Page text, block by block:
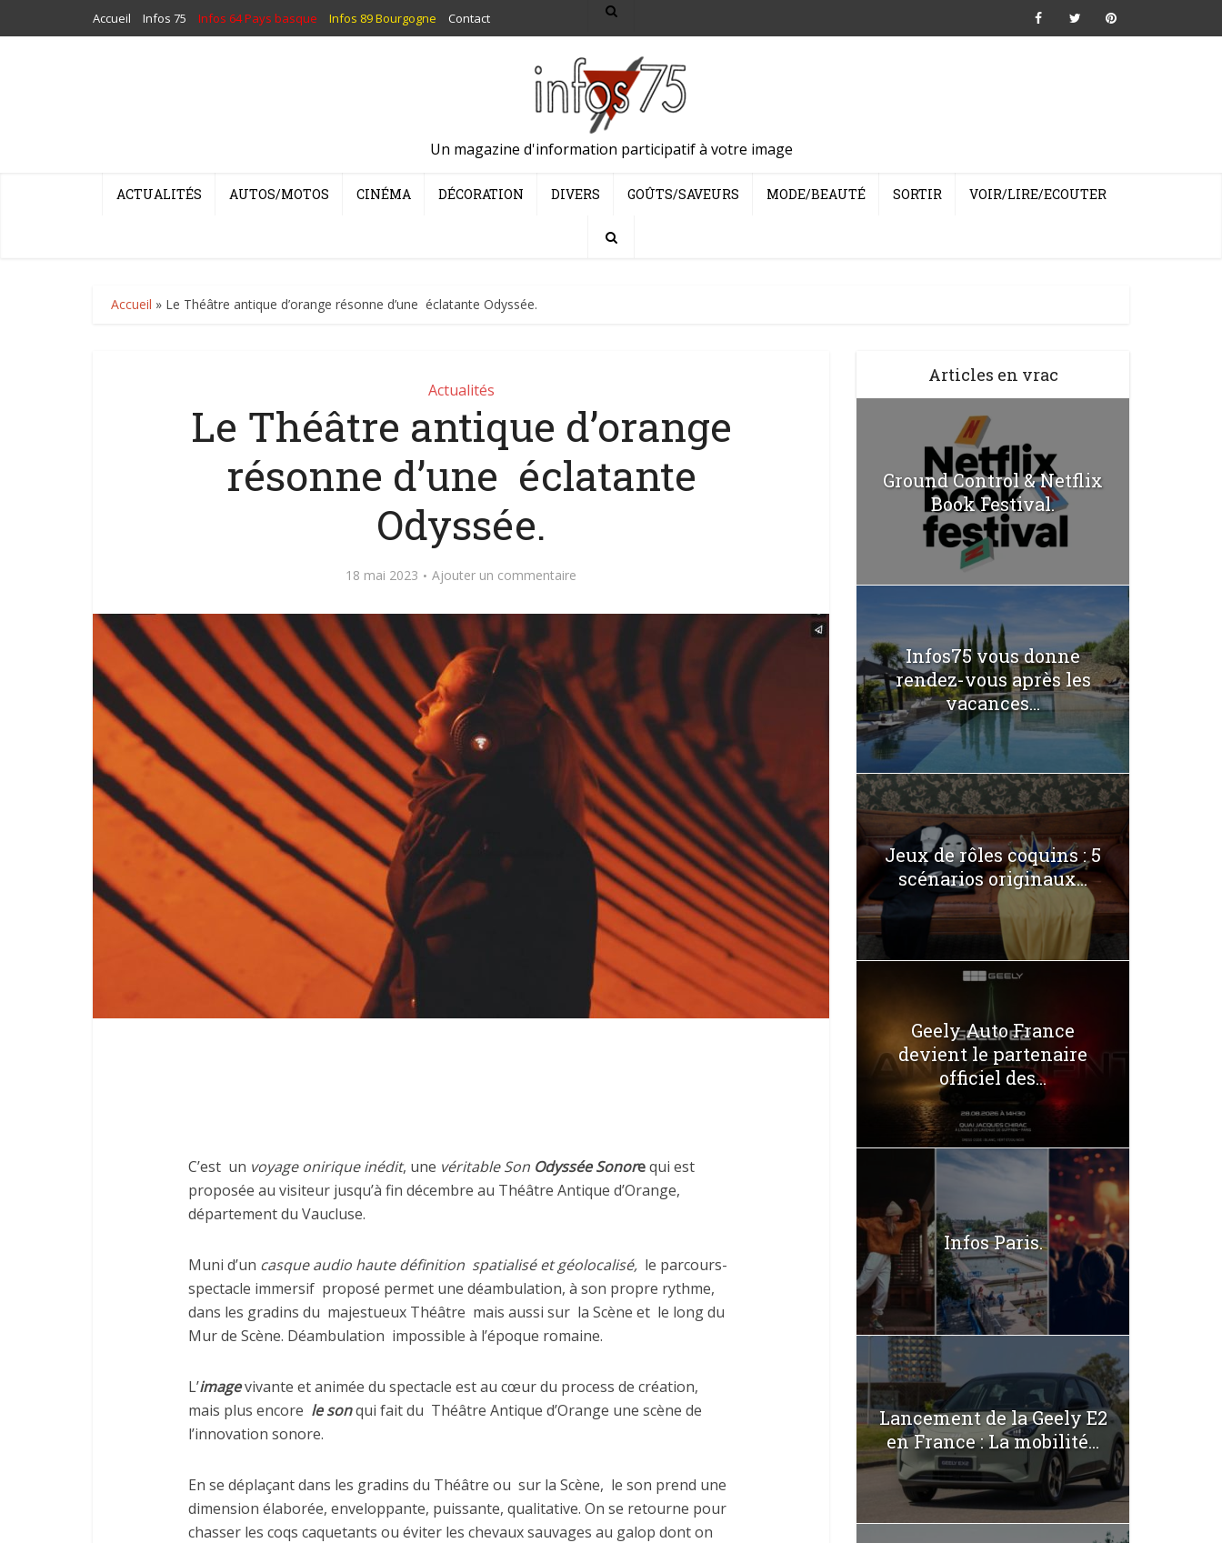
Accueil Infos 75 Infos 64 Pays basque Infos 89 Bourgogne Contact
Un magazine d'information participatif à votre image
ACTUALITÉS AUTOS/MOTOS CINÉMA DÉCORATION DIVERS GOÛTS/SAVEURS MODE/BEAUTÉ SORTIR VOIR/LIRE/ECOUTER
Accueil » Le Théâtre antique d’orange résonne d’une éclatante Odyssée.
Actualités
Le Théâtre antique d’orange
résonne d’une éclatante
Odyssée.
18 mai 2023 Ajouter un commentaire
C’est un voyage onirique inédit, une véritable Son Odyssée Sonorequi est
proposée au visiteur jusqu’à fin décembre au Théâtre Antique d’Orange,
département du Vaucluse.
Muni d’un casque audio haute définition spatialisé et géolocalisé, le parcours-
spectacle immersif proposé permet une déambulation, à son propre rythme,
dans les gradins du majestueux Théâtre mais aussi sur la Scène et le long du
Mur de Scène. Déambulation impossible à l’époque romaine.
L’imagevivante et animée du spectacle est au cœur du process de création,
mais plus encore le sonqui fait du Théâtre Antique d’Orange une scène de
l’innovation sonore.
En se déplaçant dans les gradins du Théâtre ou sur la Scène, le son prend une
dimension élaborée, enveloppante, puissante, qualitative. On se retourne pour
chasser les coqs caquetants ou éviter les chevaux sauvages au galop dont on
Articles en vrac
Ground Control & Netflix
Book Festival.
Infos75 vous donne
rendez-vous après les
vacances...
Jeux de rôles coquins : 5
scénarios originaux...
Geely Auto France
devient le partenaire
officiel des...
Infos Paris.
Lancement de la Geely E2
en France : La mobilité...